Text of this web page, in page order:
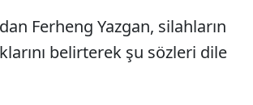
Ferheng Yazgan, silahların
belirterek şu sözleri dile